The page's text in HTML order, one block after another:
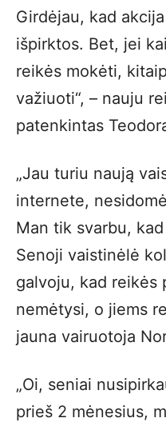
Girdėjau, kad
išpirktos. Bet, jei
reikės mokėti,
važiuoti“, – nauju
patenkintas
„Jau turiu naują
internete,
Man tik svarbu,
Senoji vaistinėlė
galvoju, kad reikės
nemėtysi, o jiems
jauna vairuotoja
„Oi, seniai
prieš 2 mėnesius,